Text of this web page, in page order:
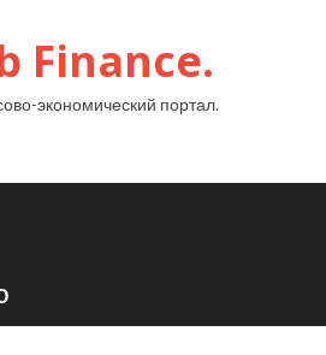
Finance.
экономический портал.